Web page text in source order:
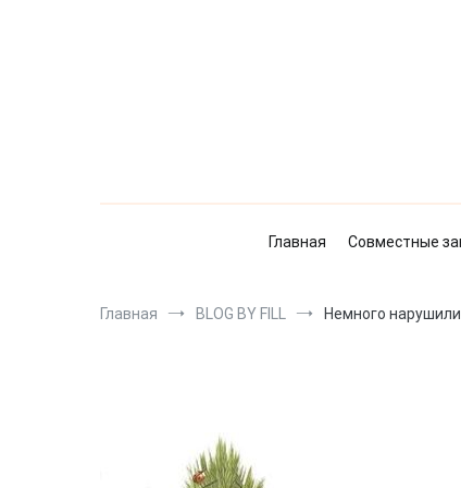
Главная Совместные
Главная BLOG BY FILL Немного